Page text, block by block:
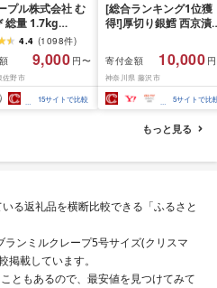
プル株式会社 む
総量 1.7kg
特大 5Lサイ
メイエビ バラ凍
理不要 サイズ不
あり
4.4 (1098件)
9,000 円〜
佐野市
15サイトで比較
[総合ランキング1位獲
得!]厚切り銀鱈 西京漬
約 1,000g (約 100g ×
切) 西京味噌 西京みそ
噌漬け みそ 味噌 鮮魚
介 銀だら 銀ダラ ギン
ラ ぎんだら 鱈 タラ 魚
西京焼き 西京漬 西京
き 冷凍 厳選 鮮魚 漬け
礼品 おかず おつまみ
南 藤沢
寄付金額 10,000
神奈川県 藤沢市
5サイトで比
もっと見る
る返礼品を横断比較できる「ふるさと
ランミルクレープ5号サイズ(クリスマ
載しています。
ともあるので、最安値を見つけてみて